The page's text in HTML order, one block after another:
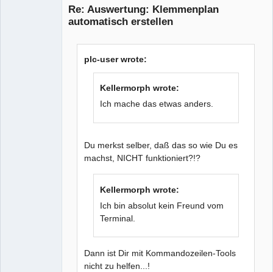
Re: Auswertung: Klemmenplan
automatisch erstellen
plc-user wrote:
Kellermorph wrote:
Ich mache das etwas anders.
Du merkst selber, daß das so wie Du es
machst, NICHT funktioniert?!?
Kellermorph wrote:
Ich bin absolut kein Freund vom
Terminal.
Dann ist Dir mit Kommandozeilen-Tools
nicht zu helfen...!